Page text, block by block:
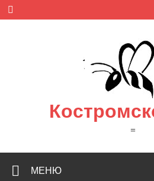
Skip
content
=
МЕНЮ